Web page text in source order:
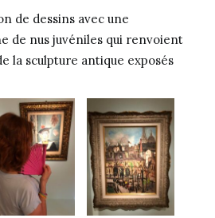
de dessins avec une
de nus juvéniles qui renvoient
la sculpture antique exposés